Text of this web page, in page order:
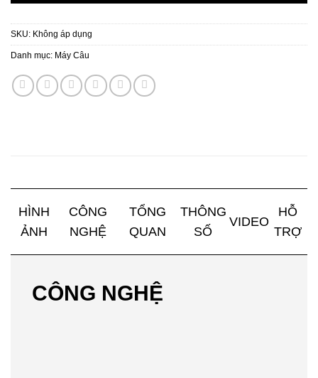
SKU: Không áp dụng
Danh mục: Máy Câu
HÌNH
ẢNH
CÔNG
NGHỆ
TỔNG
QUAN
THÔNG
SỐ
VIDEO
HỖ
TRỢ
CÔNG NGHỆ